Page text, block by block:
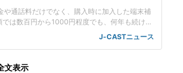
や通話料だけでなく、購入時に加入した端末補
は数百円から1000円程度でも、何年も続けば
高齢の父が古いスマホの端末補償を払い続けて
イントをFPが解説していく。節約しているはず
を確認したい」という相
J-CASTニュース
文表示